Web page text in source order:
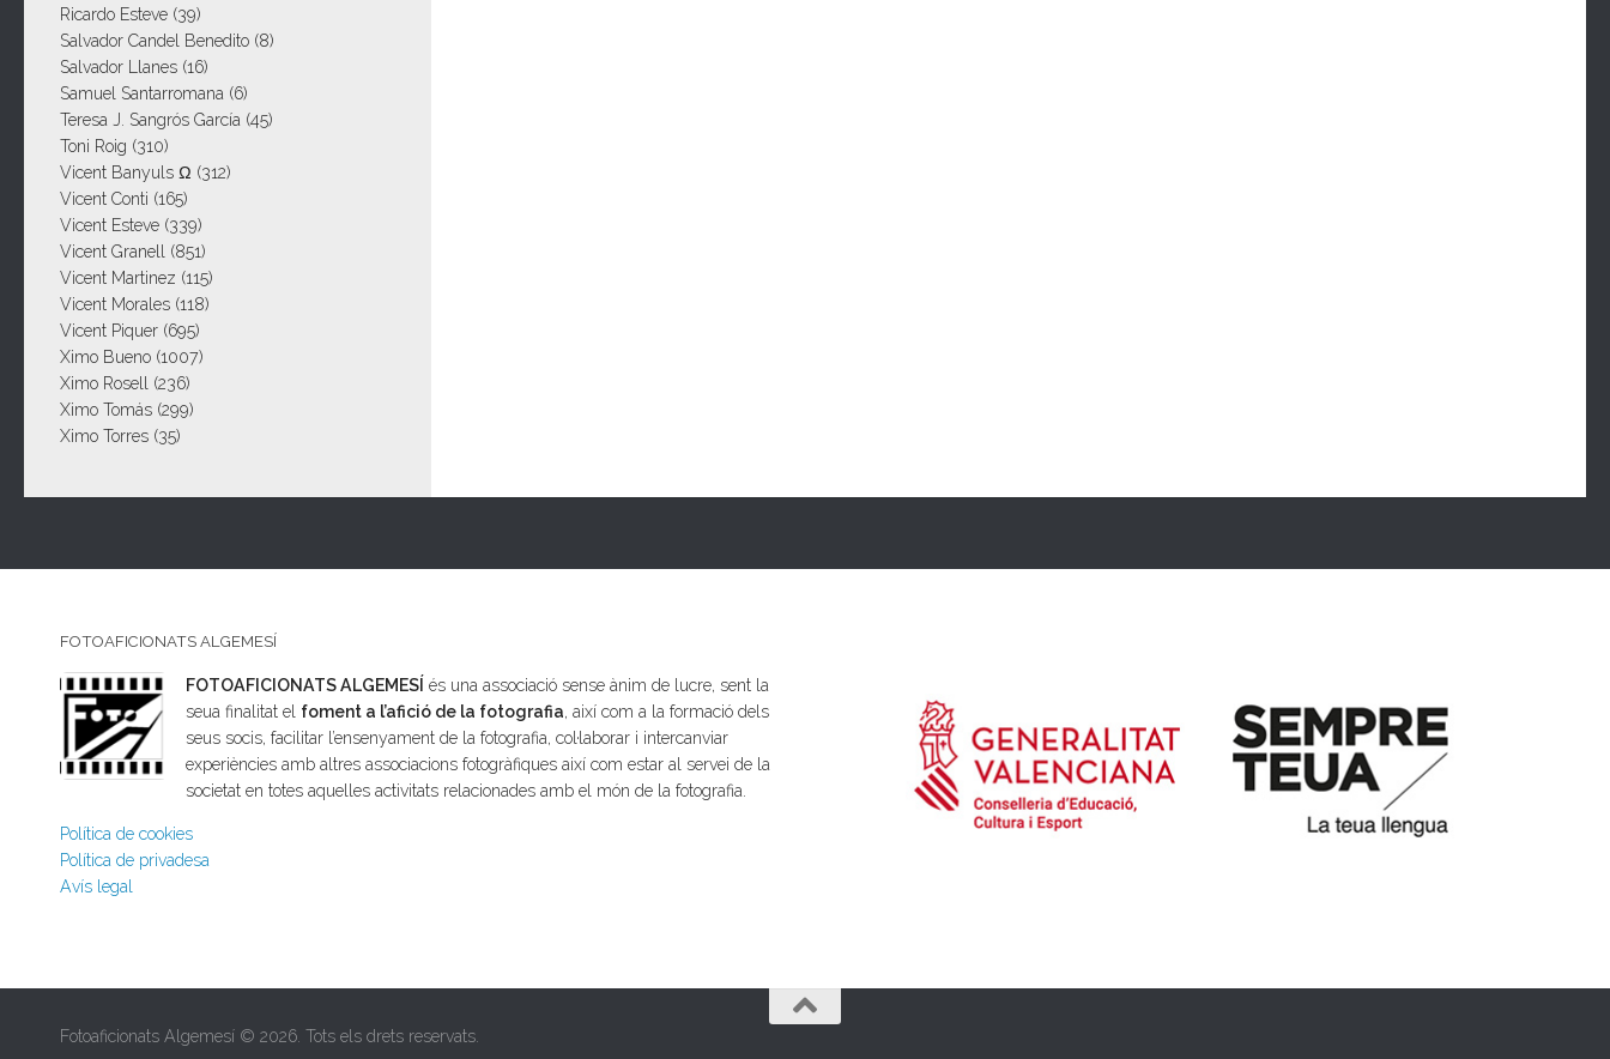
Ricardo Esteve (39)
Salvador Candel Benedito (8)
Salvador Llanes (16)
Samuel Santarromana (6)
Teresa J. Sangrós García (45)
Toni Roig (310)
Vicent Banyuls Ω (312)
Vicent Conti (165)
Vicent Esteve (339)
Vicent Granell (851)
Vicent Martinez (115)
Vicent Morales (118)
Vicent Piquer (695)
Ximo Bueno (1007)
Ximo Rosell (236)
Ximo Tomás (299)
Ximo Torres (35)
FOTOAFICIONATS ALGEMESÍ
FOTOAFICIONATS ALGEMESÍ és una associació sense ànim de lucre, sent la
seua finalitat el foment a l’afició de la fotografia, així com a la formació dels
seus socis, facilitar l’ensenyament de la fotografia, col·laborar i intercanviar
experiències amb altres associacions fotogràfiques així com estar al servei de la
societat en totes aquelles activitats relacionades amb el món de la fotografia.
Política de cookies
Política de privadesa
Avís legal
Fotoaficionats Algemesí © 2026. Tots els drets reservats.